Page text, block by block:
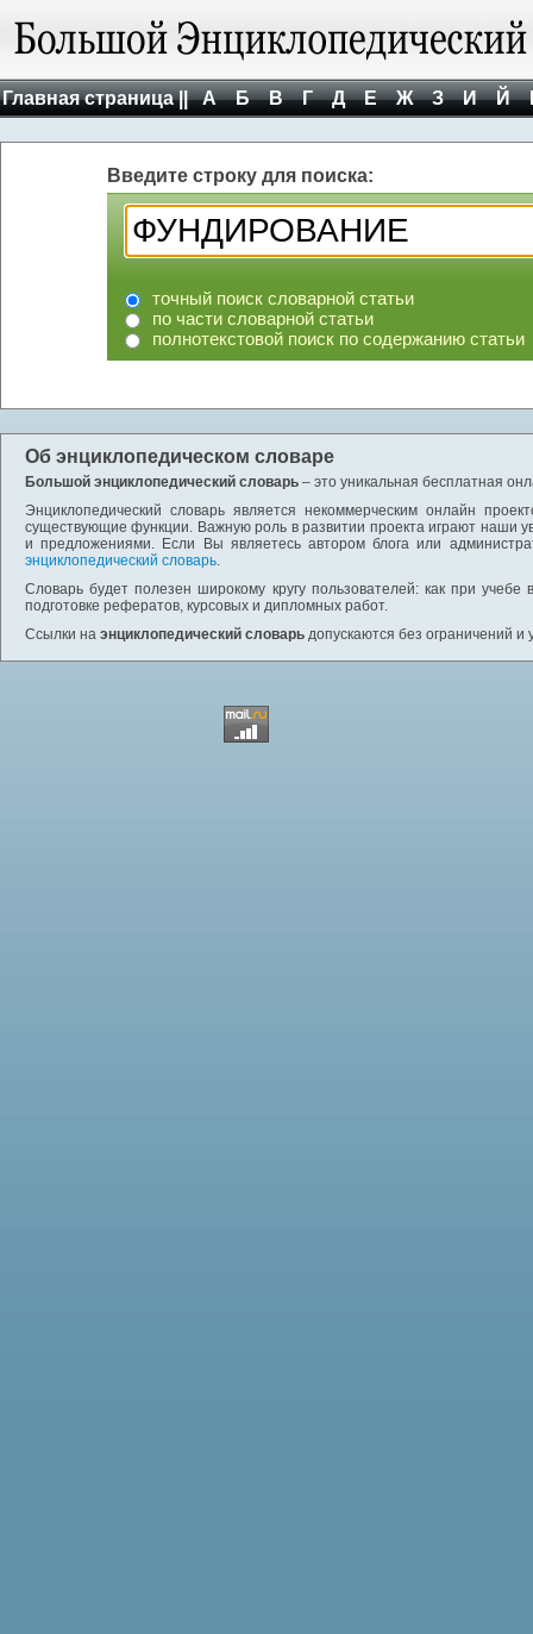
Главная страница || А Б В Г Д Е Ж З И Й
Введите строку для поиска:
точный поиск словарной статьи
по части словарной статьи
полнотекстовой поиск по содержанию статьи
Об энциклопедическом словаре
Большой энциклопедический словарь – это уникальная бесплатная
Энциклопедический словарь является некоммерческим онлайн
существующие функции. Важную роль в развитии проекта играют наши
и предложениями. Если Вы являетесь автором блога или
энциклопедический словарь.
Словарь будет полезен широкому кругу пользователей: как при
подготовке рефератов, курсовых и дипломных работ.
Ссылки на энциклопедический словарь допускаются без ограничений и